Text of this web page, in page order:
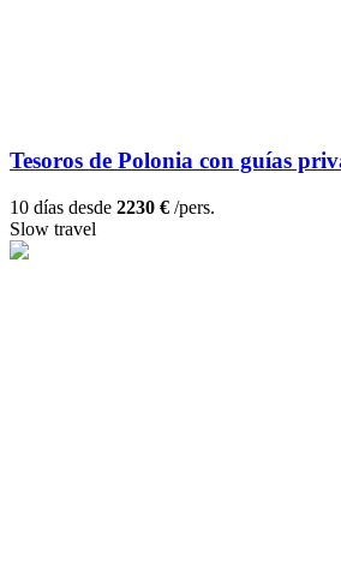
Tesoros de Polonia con guías
10 días desde 2230 € /pers.
Slow travel